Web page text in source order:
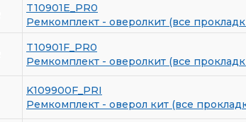
T10901E_PR0
Ремкомплект - оверолкит (все
T10901F_PR0
Ремкомплект - оверолкит (все
K109900F_PRI
Ремкомплект - оверол кит (все